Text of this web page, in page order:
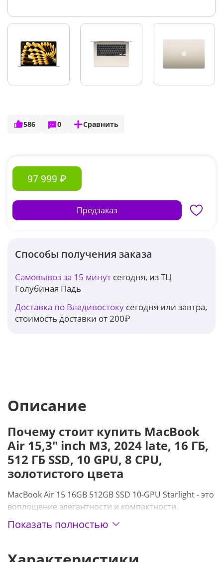
586 0 Сравнить
97 999 ₽
Предзаказ
Способы получения заказа
Самовывоз за 15 минут сегодня, из ТЦ
Голубиная Падь
Доставка по Владивостоку сегодня или завтра,
стоимость доставки от 200₽
Описание
Почему стоит купить MacBook
Air 15,3" inch M3, 2024 late, 16 ГБ,
512 ГБ SSD, 10 GPU, 8 CPU,
золотистого цвета
MacBook Air 15 16GB 512GB SSD 10-GPU Starlight- это
воплощение элегантности и компактности.
Сверхтонкий корпус, легкий и прочный, делает его
идеальным спутником везде, куда бы вы ни
готов к использованию в любой момент.
Показать полностью